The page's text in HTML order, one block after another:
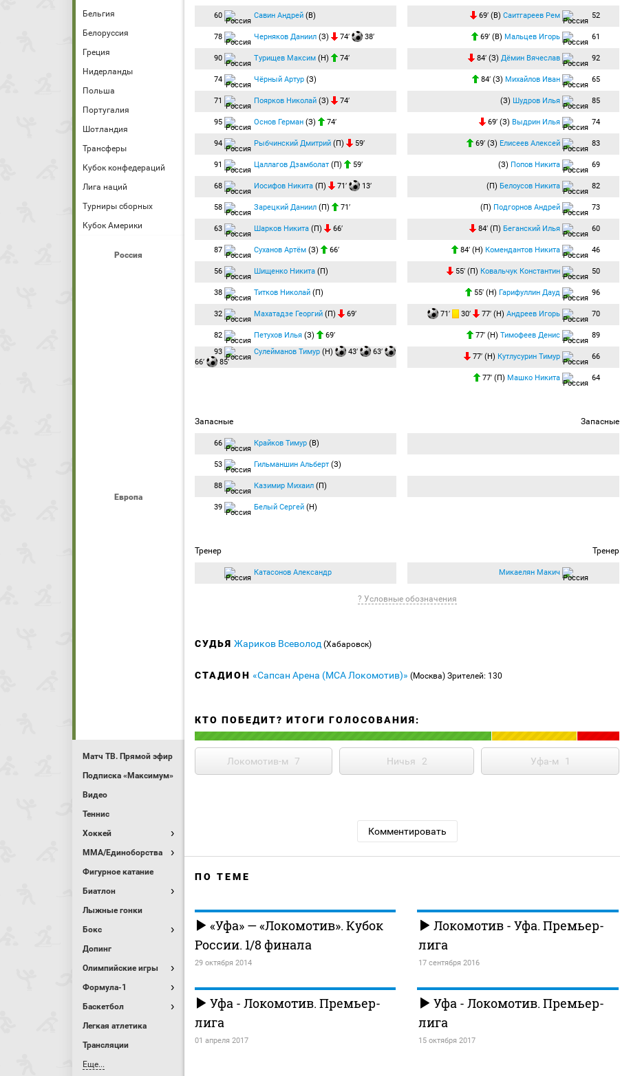
Бельгия
Белоруссия
Греция
Нидерланды
Польша
Португалия
Шотландия
Трансферы
Кубок конфедераций
Лига наций
Турниры сборных
Кубок Америки
Россия
Европа
Матч ТВ. Прямой эфир
Подписка «Максимум»
Видео
Теннис
Хоккей
MMA/Единоборства
Фигурное катание
Биатлон
Лыжные гонки
Бокс
Допинг
Олимпийские игры
Формула-1
Баскетбол
Легкая атлетика
Трансляции
Еще...
60 Савин Андрей (В)
78 Черняков Даниил (З) 74′ 38′
90 Турищев Максим (Н) 74′
74 Чёрный Артур (З)
71 Поярков Николай (З) 74′
95 Основ Герман (З) 74′
94 Рыбчинский Дмитрий (П) 59′
91 Цаллагов Дзамболат (П) 59′
68 Иосифов Никита (П) 71′ 13′
58 Зарецкий Даниил (П) 71′
63 Шарков Никита (П) 66′
87 Суханов Артём (З) 66′
56 Шищенко Никита (П)
38 Титков Николай (П)
32 Махатадзе Георгий (П) 69′
82 Петухов Илья (З)
69′
93
Сулейманов Тимур (Н) 43′
63′
66′
85′
Запасные
66 Крайков Тимур (В)
53 Гильманшин Альберт (З)
88 Казимир Михаил (П)
39 Белый Сергей (Н)
Тренер
Катасонов Александр
69′ (В) Саитгареев Рем 52
69′ (В) Мальцев Игорь 61
84′ (З) Дёмин Вячеслав 92
84′ (З) Михайлов Иван 65
(З) Шудров Илья 85
69′ (З) Выдрин Илья 74
69′ (З) Елисеев Алексей 83
(З) Попов Никита 69
(П) Белоусов Никита 82
(П) Подгорнов Андрей 73
84′ (П) Беганский Илья 60
84′ (Н) Комендантов Никита 46
55′ (П) Ковальчук Константин 50
55′ (Н) Гарифуллин Дауд 96
71′ 30′ 77′ (Н) Андреев Игорь 70
77′ (Н) Тимофеев Денис 89
77′ (Н) Кутлусурин Тимур 66
77′ (П) Машко Никита 64
Запасные
Тренер
Микаелян Макич
? Условные обозначения
СУДЬЯ Жариков Всеволод (Хабаровск)
СТАДИОН «Сапсан Арена (МСА Локомотив)» (Москва) Зрителей: 130
КТО ПОБЕДИТ? ИТОГИ ГОЛОСОВАНИЯ:
Локомотив-м 7 Ничья 2 Уфа-м 1
Комментировать
ПО ТЕМЕ
«Уфа» — «Локомотив». Кубок
России. 1/8 финала
29 октября 2014
Локомотив - Уфа. Премьер-
лига
17 сентября 2016
Уфа - Локомотив. Премьер-
лига
01 апреля 2017
Уфа - Локомотив. Премьер-
лига
15 октября 2017